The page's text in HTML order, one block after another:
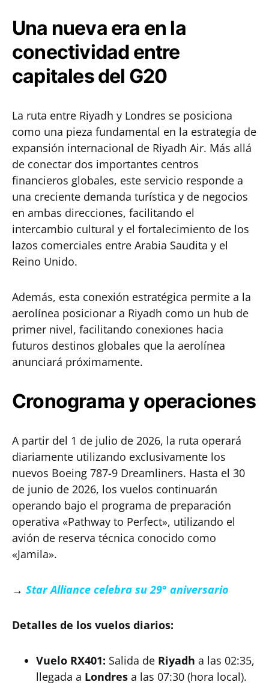
Una nueva era en la
conectividad entre
capitales del G20
La ruta entre Riyadh y Londres se posiciona
como una pieza fundamental en la estrategia de
expansión internacional de Riyadh Air. Más allá
de conectar dos importantes centros
financieros globales, este servicio responde a
una creciente demanda turística y de negocios
en ambas direcciones, facilitando el
intercambio cultural y el fortalecimiento de los
lazos comerciales entre Arabia Saudita y el
Reino Unido.
Además, esta conexión estratégica permite a la
aerolínea posicionar a Riyadh como un hub de
primer nivel, facilitando conexiones hacia
futuros destinos globales que la aerolínea
anunciará próximamente.
Cronograma y operaciones
A partir del 1 de julio de 2026, la ruta operará
diariamente utilizando exclusivamente los
nuevos Boeing 787-9 Dreamliners. Hasta el 30
de junio de 2026, los vuelos continuarán
operando bajo el programa de preparación
operativa «Pathway to Perfect», utilizando el
avión de reserva técnica conocido como
«Jamila».
→ Star Alliance celebra su 29° aniversario
Detalles de los vuelos diarios:
Vuelo RX401: Salida de Riyadh a las 02:35,
llegada a Londres a las 07:30 (hora local).